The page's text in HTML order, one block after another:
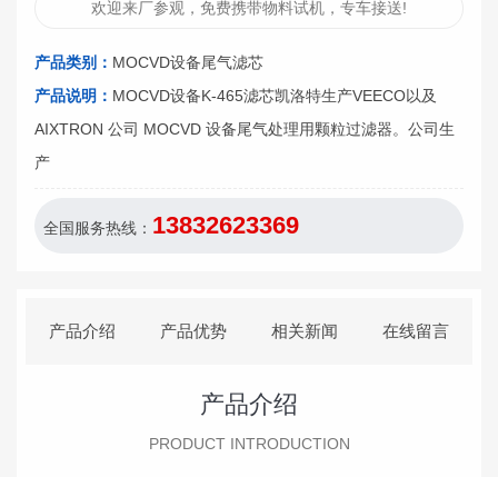
欢迎来厂参观，免费携带物料试机，专车接送!
产品类别： MOCVD设备尾气滤芯
产品说明： MOCVD设备K-465滤芯凯洛特生产VEECO以及
AIXTRON 公司 MOCVD 设备尾气处理用颗粒过滤器。公司生
产
全国服务热线： 13832623369
产品介绍 产品优势 相关新闻 在线留言
产品介绍
PRODUCT INTRODUCTION